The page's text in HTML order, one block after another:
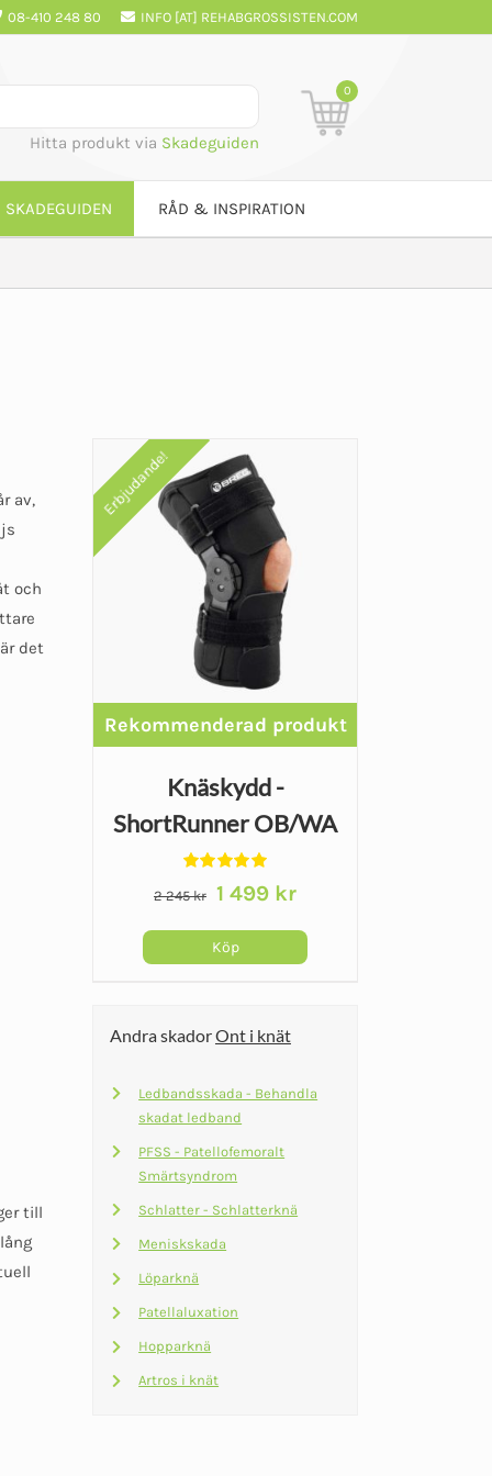
08-410 248 80 INFO [AT] REHABGROSSISTEN.COM
Hitta produkt via Skadeguiden
0
SKADEGUIDEN RÅD & INSPIRATION
av,
och
det
till
Erbjudande!
Knäskydd -
ShortRunner OB/WA
Betygsatt
5.00
av 5
2 245kr Det
priset
245 kr.
1 499 krDet
Köp
produkten
flera
varianter.
De
olika
alternativen
kan
väljas
på
Andra skadorOnt i knät
Ledbandsskada - Behandla
skadat ledband
PFSS - Patellofemoralt
Smärtsyndrom
Schlatter - Schlatterknä
Meniskskada
Löparknä
Patellaluxation
Hopparknä
Artros i knät